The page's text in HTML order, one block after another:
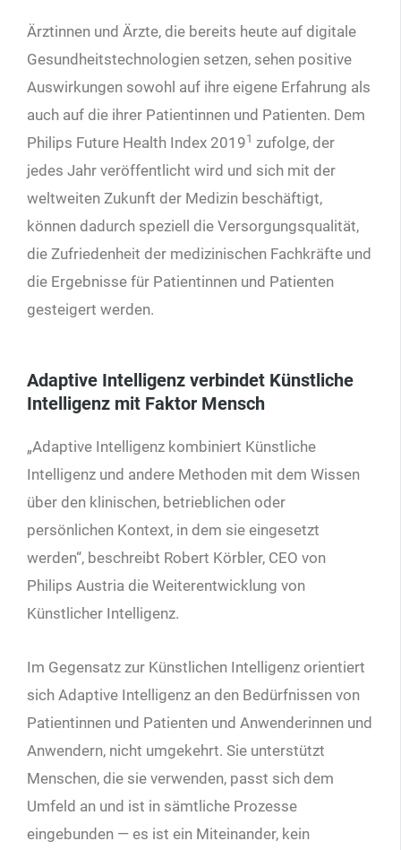
Ärztinnen und Ärzte, die bereits heute auf digitale
Gesundheitstechnologien setzen, sehen positive
Auswirkungen sowohl auf ihre eigene Erfahrung als
auch auf die ihrer Patientinnen und Patienten. Dem
Philips Future Health Index 20191 zufolge, der
jedes Jahr veröffentlicht wird und sich mit der
weltweiten Zukunft der Medizin beschäftigt,
können dadurch speziell die Versorgungsqualität,
die Zufriedenheit der medizinischen Fachkräfte und
die Ergebnisse für Patientinnen und Patienten
gesteigert werden.
Adaptive Intelligenz verbindet Künstliche
Intelligenz mit Faktor Mensch
„Adaptive Intelligenz kombiniert Künstliche
Intelligenz und andere Methoden mit dem Wissen
über den klinischen, betrieblichen oder
persönlichen Kontext, in dem sie eingesetzt
werden“, beschreibt Robert Körbler, CEO von
Philips Austria die Weiterentwicklung von
Künstlicher Intelligenz.
Im Gegensatz zur Künstlichen Intelligenz orientiert
sich Adaptive Intelligenz an den Bedürfnissen von
Patientinnen und Patienten und Anwenderinnen und
Anwendern, nicht umgekehrt. Sie unterstützt
Menschen, die sie verwenden, passt sich dem
Umfeld an und ist in sämtliche Prozesse
eingebunden — es ist ein Miteinander, kein